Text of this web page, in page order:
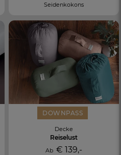
Seidenkokons
DOWNPASS
Decke
Reiselust
Ab € 139,-